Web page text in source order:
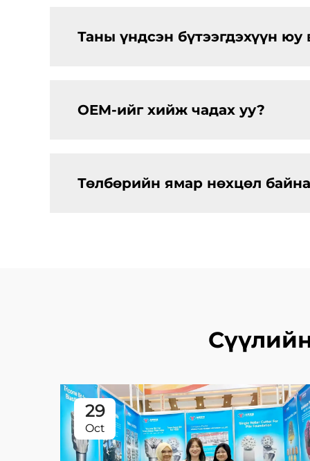
Таны үндсэн бүтээгдэхүүн юу
OEM-ийг хийж чадах уу?
Төлбөрийн ямар нөхцөл
29
Oct